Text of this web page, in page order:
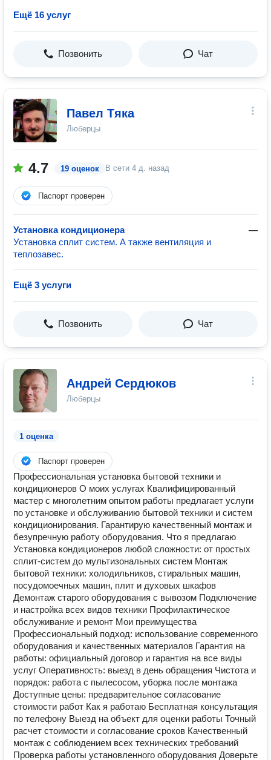
Ещё 16 услуг
Позвонить Чат
Павел Тяка
Люберцы
4.7 19 оценок В сети 4 д. назад
Паспорт проверен
Установка кондиционера
—
Установка сплит систем. А также вентиляция и
теплозавес.
Ещё 3 услуги
Позвонить Чат
Андрей Сердюков
Люберцы
1 оценка
Паспорт проверен
Профессиональная установка бытовой техники и
кондиционеров О моих услугах Квалифицированный
мастер с многолетним опытом работы предлагает услуги
по установке и обслуживанию бытовой техники и систем
кондиционирования. Гарантирую качественный монтаж и
безупречную работу оборудования. Что я предлагаю
Установка кондиционеров любой сложности: от простых
сплит-систем до мультизональных систем Монтаж
бытовой техники: холодильников, стиральных машин,
посудомоечных машин, плит и духовых шкафов
Демонтаж старого оборудования с вывозом Подключение
и настройка всех видов техники Профилактическое
обслуживание и ремонт Мои преимущества
Профессиональный подход: использование современного
оборудования и качественных материалов Гарантия на
работы: официальный договор и гарантия на все виды
услуг Оперативность: выезд в день обращения Чистота и
порядок: работа с пылесосом, уборка после монтажа
Доступные цены: предварительное согласование
стоимости работ Как я работаю Бесплатная консультация
по телефону Выезд на объект для оценки работы Точный
расчет стоимости и согласование сроков Качественный
монтаж с соблюдением всех технических требований
Проверка работы установленного оборудования Доверьте